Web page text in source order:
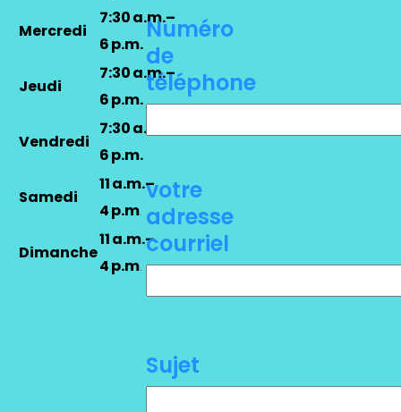
Mercredi
7:30 a.m.–
6 p.m.
Jeudi
7:30 a.m.–
6 p.m.
Vendredi
7:30 a.m.–
6 p.m.
Samedi
11 a.m.–
4 p.m.
Dimanche
11 a.m.–
4 p.m.
Numéro
de
téléphone
votre
adresse
courriel
Sujet